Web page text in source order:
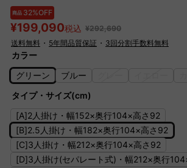
商品 32%OFF
¥199,090税込 ¥292,690
送料無料 ・ 5年間品質保証 ・ 3回分割手数料無料
カラー
グリーン
ブルー
タイプ・サイズ(cm)
[A]2人掛け・幅152×奥行104×高さ92
[B]2.5人掛け・幅182×奥行104×高さ92
[C]3人掛け・幅212×奥行104×高さ92
[D]3人掛け(セパレート式)・幅212×奥行